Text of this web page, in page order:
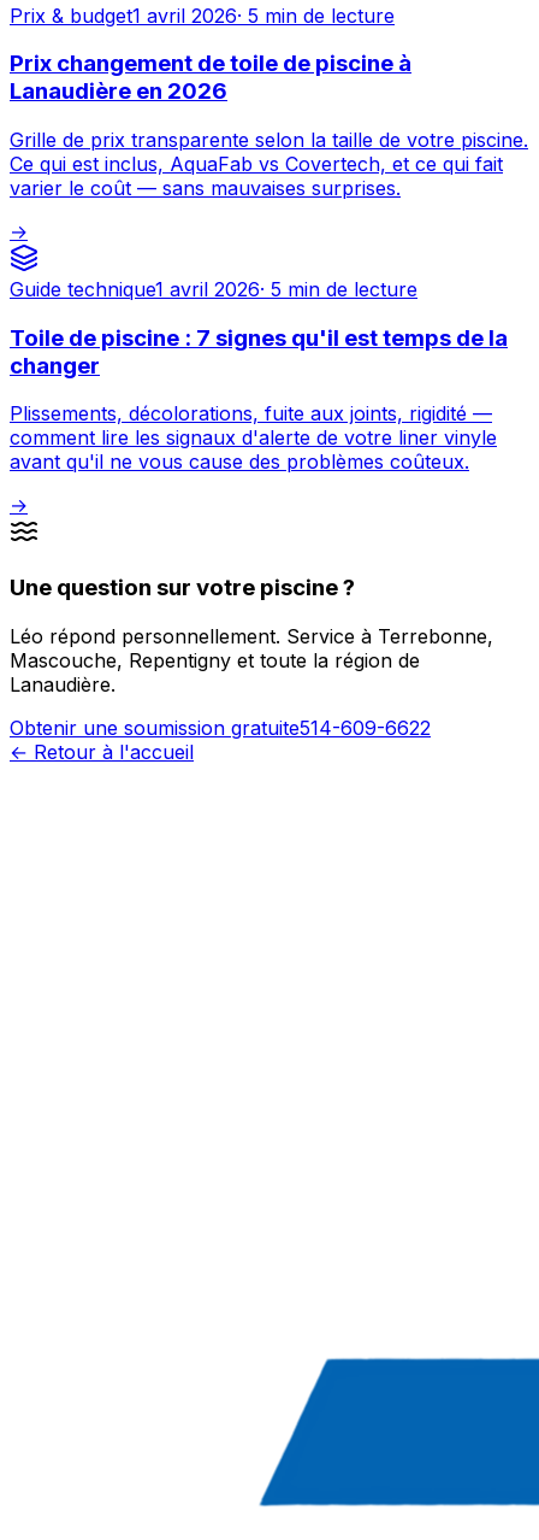
Prix & budget1 avril 2026· 5 min de lecture
Prix changement de toile de piscine à
Lanaudière en 2026
Grille de prix transparente selon la taille de votre piscine.
Ce qui est inclus, AquaFab vs Covertech, et ce qui fait
varier le coût — sans mauvaises surprises.
→
Guide technique1 avril 2026· 5 min de lecture
Toile de piscine : 7 signes qu'il est temps de la
changer
Plissements, décolorations, fuite aux joints, rigidité —
comment lire les signaux d'alerte de votre liner vinyle
avant qu'il ne vous cause des problèmes coûteux.
→
Une question sur votre piscine ?
Léo répond personnellement. Service à Terrebonne,
Mascouche, Repentigny et toute la région de
Lanaudière.
Obtenir une soumission gratuite514-609-6622
← Retour à l'accueil